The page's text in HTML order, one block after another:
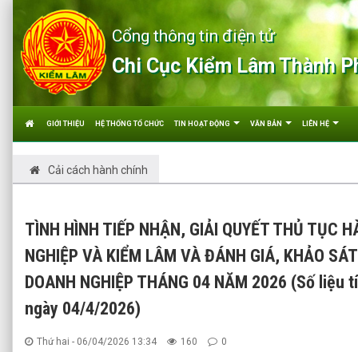
Cổng thông tin điện tử
Chi Cục Kiểm Lâm Thành
GIỚI THIỆU HỆ THỐNG TỔ CHỨC TIN HOẠT ĐỘNG VĂN BẢN LIÊN HỆ
Cải cách hành chính
TÌNH HÌNH TIẾP NHẬN, GIẢI QUYẾT THỦ TỤC
NGHIỆP VÀ KIỂM LÂM VÀ ĐÁNH GIÁ, KHẢO
DOANH NGHIỆP THÁNG 04 NĂM 2026 (Số
ngày 04/4/2026)
Thứ hai - 06/04/2026 13:34 160 0